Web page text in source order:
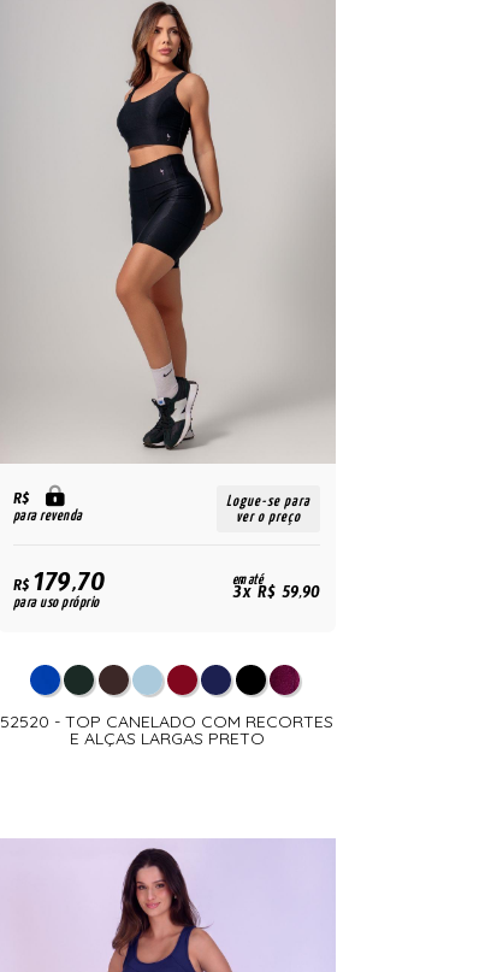
R$
para revenda
Logue-se para
ver o preço
R$179,70
para uso próprio
em até
3x R$ 59,90
52520 - TOP CANELADO COM RECORTES
E ALÇAS LARGAS PRETO